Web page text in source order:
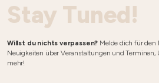
Stay Tuned!
Willst du nichts verpassen? Melde dich für den
Neuigkeiten über Veranstaltungen und Terminen,
mehr!